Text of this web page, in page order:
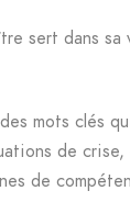
sert dans sa
mots clés
de
de